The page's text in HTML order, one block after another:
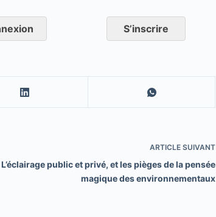
S’inscrire
ARTICLESUIVANT
L’éclairage public et privé, et les pièges de la pensée
magique des environnementaux